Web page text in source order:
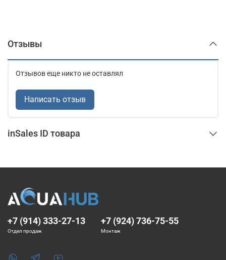
Отзывы
Отзывов еще никто не оставлял
Написать отзыв
inSales ID товара
+7 (914) 333-27-13
Отдел продаж
+7 (924) 736-75-55
Монтаж